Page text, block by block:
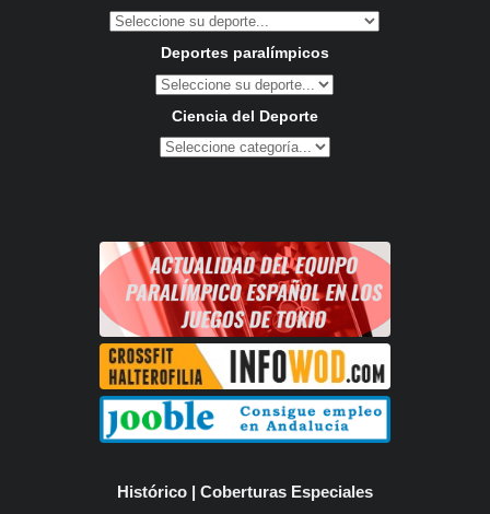
Deportes paralímpicos
Ciencia del Deporte
Histórico | Coberturas Especiales